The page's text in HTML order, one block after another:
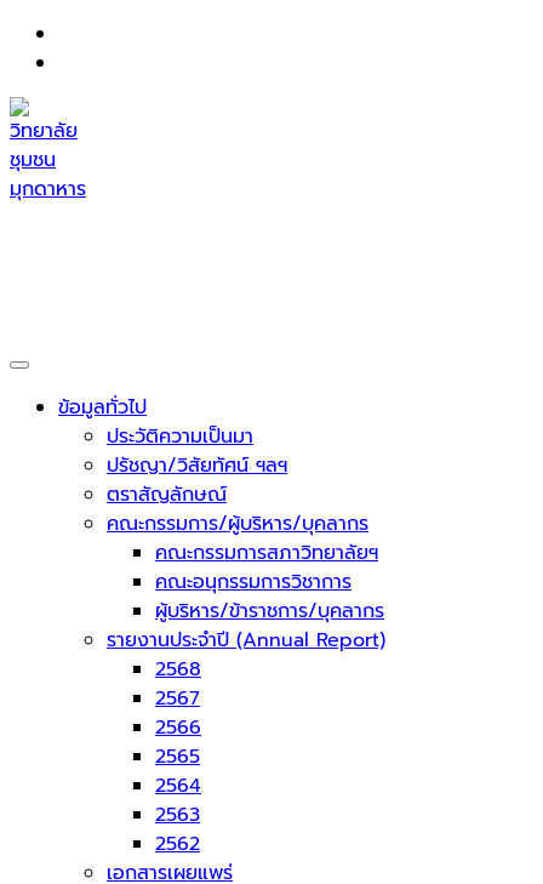
Skip
content
ข้อมูลทั่วไป
ประวัติความเป็นมา
ปรัชญา/วิสัยทัศน์ ฯลฯ
ตราสัญลักษณ์
คณะกรรมการ/ผู้บริหาร/บุคลากร
คณะกรรมการสภาวิทยาลัยฯ
คณะอนุกรรมการวิชาการ
ผู้บริหาร/ข้าราชการ/บุคลากร
รายงานประจำปี (Annual Report)
2568
2567
2566
2565
2564
2563
2562
เอกสารเผยแพร่